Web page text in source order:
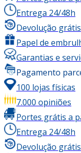
Entrega 24/48h
Devolução grátis
Papel de
Garantias e
Pagamento
100 lojas físicas
7.000 opiniões
Portes grátis a
Entrega 24/48h
Devolução grátis